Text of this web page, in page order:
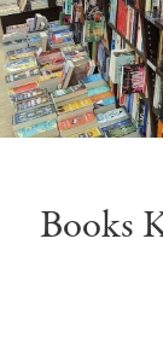
Books